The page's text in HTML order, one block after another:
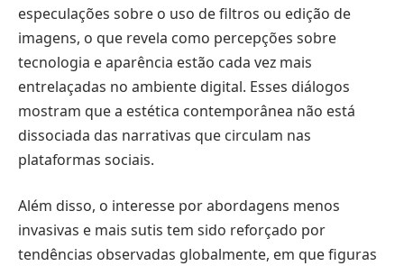
especulações sobre o uso de filtros ou edição de
imagens, o que revela como percepções sobre
tecnologia e aparência estão cada vez mais
entrelaçadas no ambiente digital. Esses diálogos
mostram que a estética contemporânea não está
dissociada das narrativas que circulam nas
plataformas sociais.
Além disso, o interesse por abordagens menos
invasivas e mais sutis tem sido reforçado por
tendências observadas globalmente, em que figuras